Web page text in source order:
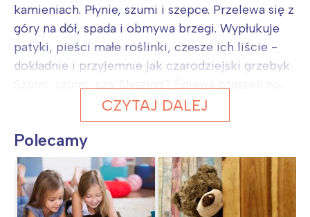
kamieniach. Płynie, szumi i szepce. Przelewa się z
góry na dół, spada i obmywa brzegi. Wypłukuje
patyki, pieści małe roślinki, czesze ich liście -
dokładnie i przyjemnie jak czarodziejski grzebyk.
Szumi, szumi, sza. Słyszysz? Śpiewa ptaszek na...
CZYTAJ DALEJ
Polecamy